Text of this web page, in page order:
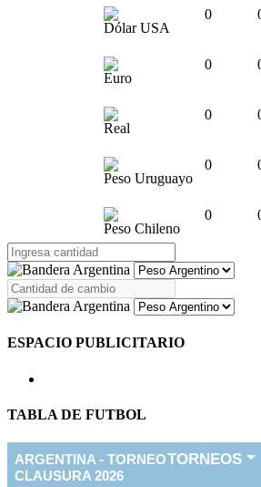
Dólar USA
0
Euro
0
Real
0
Peso Uruguayo
0
Peso Chileno
0
ESPACIO PUBLICITARIO
TABLA DE FUTBOL